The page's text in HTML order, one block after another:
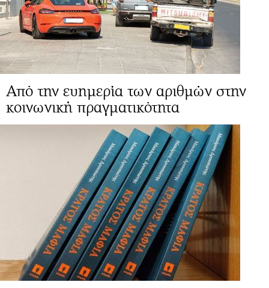
Από την ευημερία των αριθμών στην
κοινωνική πραγματικότητα